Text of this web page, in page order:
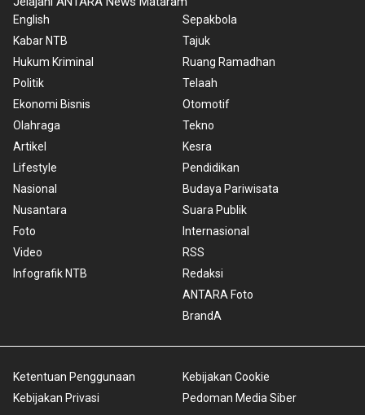
English
Kabar NTB
Hukum Kriminal
Politik
Ekonomi Bisnis
Olahraga
Artikel
Lifestyle
Nasional
Nusantara
Foto
Video
Infografik NTB
Sepakbola
Tajuk
Ruang Ramadhan
Telaah
Otomotif
Tekno
Kesra
Pendidikan
Budaya Pariwisata
Suara Publik
Internasional
RSS
Redaksi
ANTARA Foto
BrandA
Ketentuan Penggunaan
Kebijakan Privasi
Kebijakan Cookie
Pedoman Media Siber